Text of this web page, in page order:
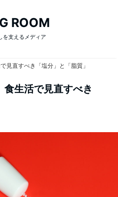
ROOM
を支えるメディア
見直すべき「塩分」と「脂質」
生活で見直すべき